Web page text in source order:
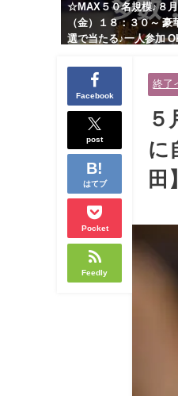
☆MAX５０名規模♪８月
（金）１８：３０～ 豪
選で当たる♪一人参加
余裕のある健康的なオ
と美容好きで優しさの
性の既婚者限定ビッグ
＠池袋】
Facebook
post
はてブ
Pocket
Feedly
終了
５
に
田】